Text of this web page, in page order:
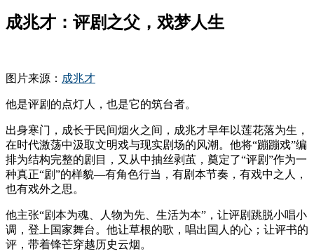
成兆才：评剧之父，戏梦人生
图片来源： 成兆才
他是评剧的点灯人，也是它的筑台者。
出身寒门，成长于民间烟火之间，成兆才早年以莲花落为生，
在时代激荡中汲取文明戏与现实剧场的风潮。他将“蹦蹦戏”编
排为结构完整的剧目，又从中抽丝剥茧，奠定了“评剧”作为一
种真正“剧”的样貌—有角色行当，有剧本节奏，有戏中之人，
也有戏外之思。
他主张“剧本为魂、人物为先、生活为本”，让评剧跳脱小唱小
调，登上国家舞台。他让草根的歌，唱出国人的心；让评书的
评，带着锋芒穿越历史云烟。